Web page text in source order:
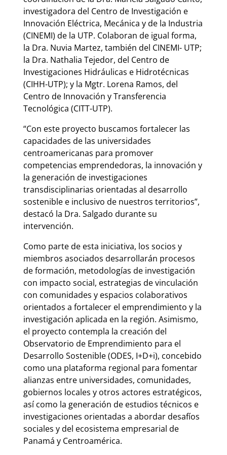
investigadora del Centro de Investigación e
Innovación Eléctrica, Mecánica y de la Industria
(CINEMI) de la UTP. Colaboran de igual forma,
la Dra. Nuvia Martez, también del CINEMI- UTP;
la Dra. Nathalia Tejedor, del Centro de
Investigaciones Hidráulicas e Hidrotécnicas
(CIHH-UTP); y la Mgtr. Lorena Ramos, del
Centro de Innovación y Transferencia
Tecnológica (CITT-UTP).
“Con este proyecto buscamos fortalecer las
capacidades de las universidades
centroamericanas para promover
competencias emprendedoras, la innovación y
la generación de investigaciones
transdisciplinarias orientadas al desarrollo
sostenible e inclusivo de nuestros territorios”,
destacó la Dra. Salgado durante su
intervención.
Como parte de esta iniciativa, los socios y
miembros asociados desarrollarán procesos
de formación, metodologías de investigación
con impacto social, estrategias de vinculación
con comunidades y espacios colaborativos
orientados a fortalecer el emprendimiento y la
investigación aplicada en la región. Asimismo,
el proyecto contempla la creación del
Observatorio de Emprendimiento para el
Desarrollo Sostenible (ODES, I+D+i), concebido
como una plataforma regional para fomentar
alianzas entre universidades, comunidades,
gobiernos locales y otros actores estratégicos,
así como la generación de estudios técnicos e
investigaciones orientadas a abordar desafíos
sociales y del ecosistema empresarial de
Panamá y Centroamérica.